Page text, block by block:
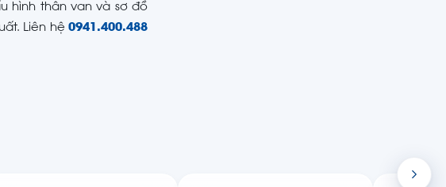
hình thân van và sơ đồ
Liên hệ 0941.400.488